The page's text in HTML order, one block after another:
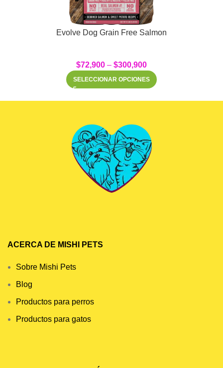
Evolve Dog Grain Free Salmon
$72,900 – $300,900
SELECCIONAR OPCIONES
ACERCA DE MISHI PETS
Sobre Mishi Pets
Blog
Productos para perros
Productos para gatos